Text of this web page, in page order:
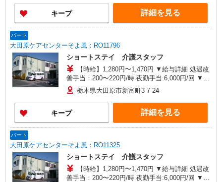
高額130万円） ※2025年6月支給実績 ※処遇改善
手当は試用期間中(3ヶ月)は支給なし
キープ 詳細を見る
パート
大田原ケアセンターそよ風：RO11796
ショートステイ 介護スタッフ
【時給】1,280円〜1,470円 ▼給与詳細 処遇改
善手当：200〜220円/時 夜勤手当:6,000円/回 ▼下
記別途支給 通勤手当 年末年始手当：380円/時 寸
志あり：年2回（6月・12月） ※業績による ※処
遇改善手当は試用期間中(3ヶ月)は支給なし
栃木県大田原市新富町3-7-24
キープ 詳細を見る
パート
大田原ケアセンターそよ風：RO11325
ショートステイ 介護スタッフ
【時給】1,280円〜1,470円 ▼給与詳細 処遇改
善手当：200〜220円/時 夜勤手当:6,000円/回 ▼下